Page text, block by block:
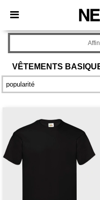
× Appli Needen
Meilleurs prix sur
VÊTEMENTS